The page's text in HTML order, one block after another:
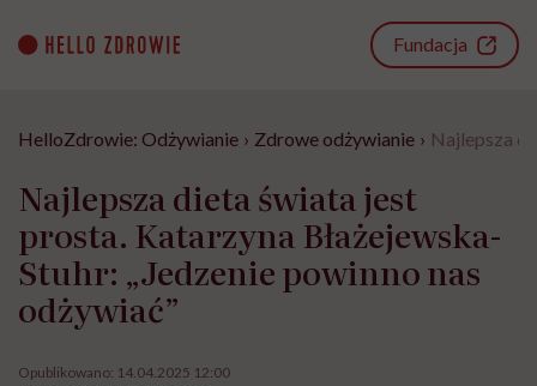
content
Fundacja
HelloZdrowie: Odżywianie › Zdrowe odżywianie › Najlepsza
Najlepsza dieta świata jest
prosta. Katarzyna Błażejewska-
Stuhr: „Jedzenie powinno nas
odżywiać”
Opublikowano: 14.04.2025 12:00